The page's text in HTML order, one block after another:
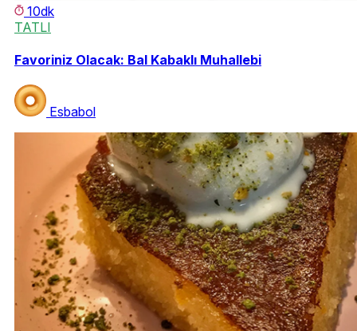
10dk
TATLI
Favoriniz Olacak: Bal Kabaklı Muhallebi
Esbabol